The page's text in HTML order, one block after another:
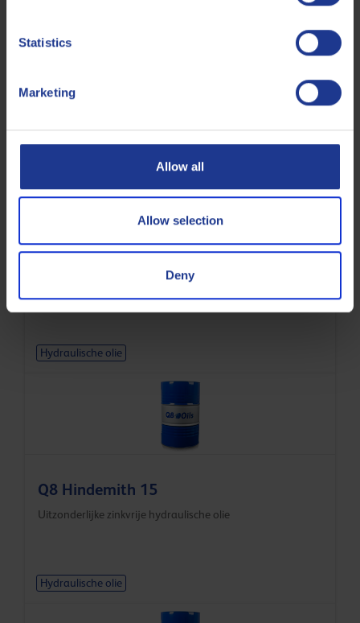
Statistics
Marketing
Allow all
Allow selection
Deny
Door Bosch Rexroth goedgekeurde hydraulische groep II
Q8 Holst 22
Verbeterde zinkvrije hydraulische olie
Hydraulische olie
Q8 Hindemith 15
Uitzonderlijke zinkvrije hydraulische olie
Hydraulische olie